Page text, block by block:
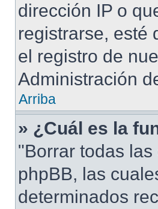
dirección IP o
registrarse, esté
el registro de
Administración
Arriba
» ¿Cuál es la
"Borrar todas
phpBB, las
determinados